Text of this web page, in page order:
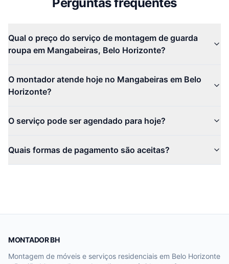
Qual o preço do serviço de montagem de guarda
roupa em Mangabeiras, Belo Horizonte?
O montador atende hoje no Mangabeiras em Belo
Horizonte?
O serviço pode ser agendado para hoje?
Quais formas de pagamento são aceitas?
MONTADOR BH
Montagem de móveis e serviços residenciais em Belo Horizonte